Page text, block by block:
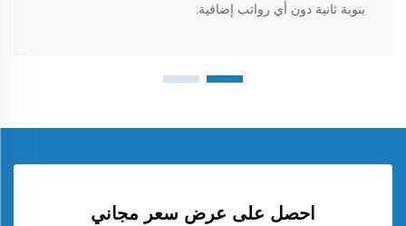
بنوبة ثانية دون أي رواتب إضافية.
احصل على عرض سعر مجاني